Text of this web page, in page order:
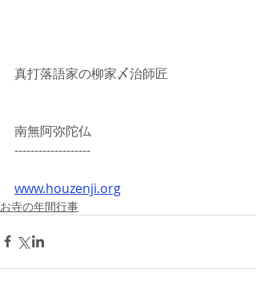
真打落語家の柳家〆治師匠
南無阿弥陀仏
-------------------
www.houzenji.org
お寺の年間行事